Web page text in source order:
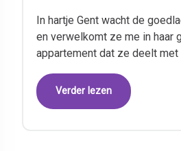
In hartje Gent wacht de
en verwelkomt ze me in haar
appartement dat ze deelt met
Verder lezen